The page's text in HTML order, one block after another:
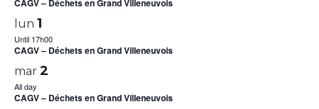
CAGV – Déchets en Grand Villeneuvois
lun 1
Until 17h00
CAGV – Déchets en Grand Villeneuvois
mar 2
All day
CAGV – Déchets en Grand Villeneuvois